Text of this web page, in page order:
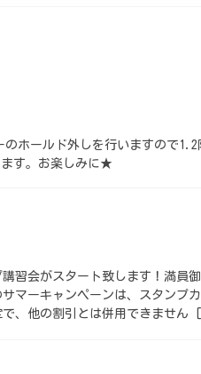
ホールド外しを行いますので1.2
す。お楽しみに★
習会がスタート致します！満員
マーキャンペーンは、スタンプ
で、他の割引とは併用できませ